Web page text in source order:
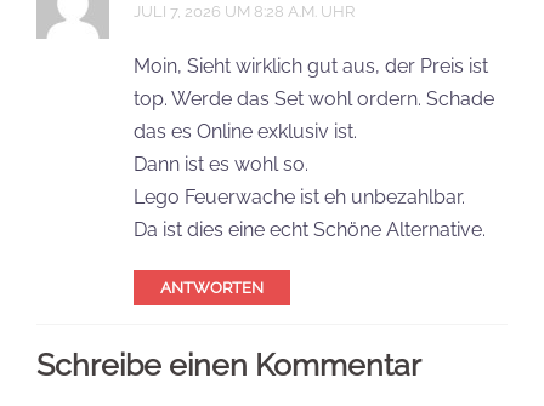
JULI 7, 2026 UM 8:28 A.M. UHR
Moin, Sieht wirklich gut aus, der Preis ist
top. Werde das Set wohl ordern. Schade
das es Online exklusiv ist.
Dann ist es wohl so.
Lego Feuerwache ist eh unbezahlbar.
Da ist dies eine echt Schöne Alternative.
ANTWORTEN
Schreibe einen Kommentar